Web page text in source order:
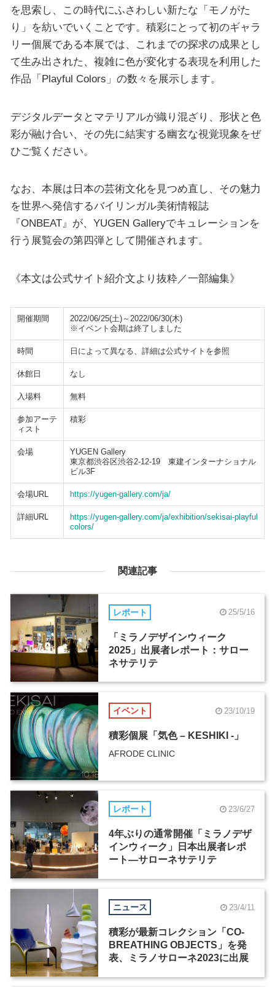
を思索し、この時代にふさわしい新たな「モノがた
り」を紡いでいくことです。積彩にとって初のギャラ
リー個展である本展では、これまでの探求の成果とし
て生み出された、複雑に色が変化する表現を利用した
作品「Playful Colors」の数々を展示します。
デジタルデータとマテリアルが織り混ざり、形状と色
彩が融け合い、その先に結実する幽玄な視覚現象をぜ
ひご覧ください。
なお、本展は日本の芸術文化を見つめ直し、その魅力
を世界へ発信するバイリンガル美術情報誌
『ONBEAT』が、YUGEN Galleryでキュレーションを
行う展覧会の第四弾として開催されます。
《本文は公式サイト紹介文より抜粋／一部編集》
開催期間
2022/06/25(土)～2022/06/30(木)
※イベント会期は終了しました
時間 日によって異なる、詳細は公式サイトを参照
休館日 なし
入場料 無料
参加アーテ
ィスト
積彩
会場
YUGEN Gallery
東京都渋谷区渋谷2-12-19 東建インターナショナル
ビル3F
会場URL https://yugen-gallery.com/ja/
詳細URL
https://yugen-gallery.com/ja/exhibition/sekisai-playful
colors/
関連記事
レポート 25/5/16
「ミラノデザインウィーク
2025」出展者レポート：サロー
ネサテリテ
イベント 23/10/19
積彩個展「気色 – KESHIKI -」
AFRODE CLINIC
レポート 23/6/27
4年ぶりの通常開催「ミラノデザ
インウィーク」日本出展者レポ
ート―サローネサテリテ
ニュース 23/4/11
積彩が最新コレクション「CO-
BREATHING OBJECTS」を発
表、ミラノサローネ2023に出展